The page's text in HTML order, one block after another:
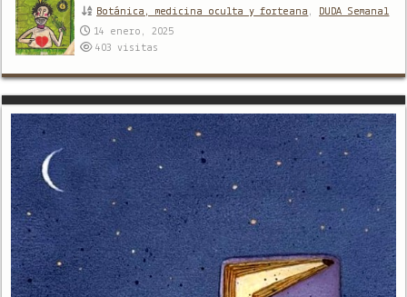
Botánica, medicina oculta y forteana ,
DUDA Semanal
14 enero, 2025
403visitas